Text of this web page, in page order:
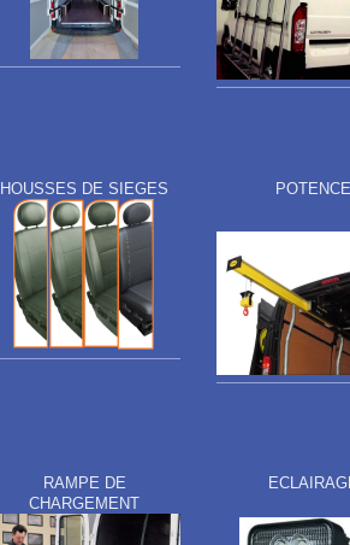
HOUSSES DE SIEGES POTENCE
RAMPE DE
CHARGEMENT